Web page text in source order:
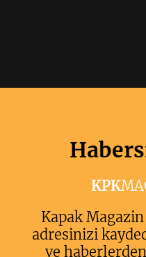
KPK
Kapak
adresinizi
ve